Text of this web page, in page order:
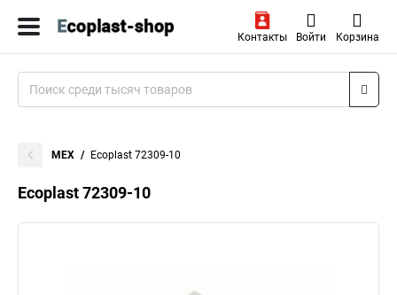
Контакты Войти Корзина
MEX Ecoplast 72309-10
Ecoplast 72309-10